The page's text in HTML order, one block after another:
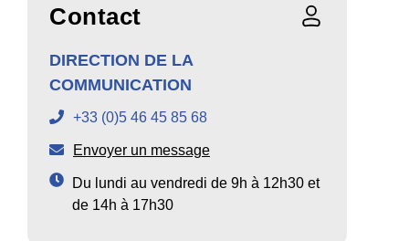
Contact
DIRECTION DE LA
COMMUNICATION
+33 (0)5 46 45 85 68
Envoyer un message
Du lundi au vendredi de 9h à 12h30 et
de 14h à 17h30